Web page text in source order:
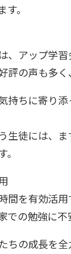
。
、アップ学
評の声も多
持ちに寄り
生徒には、
間を有効活
での勉強に不
ちの成長を